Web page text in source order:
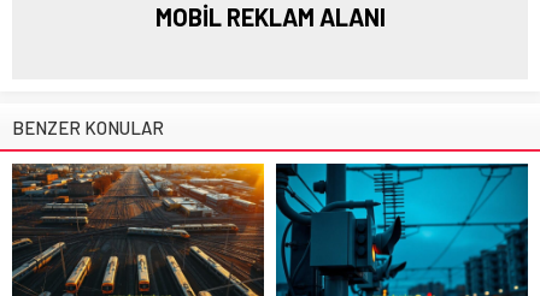
MOBİL REKLAM ALANI
BENZER KONULAR